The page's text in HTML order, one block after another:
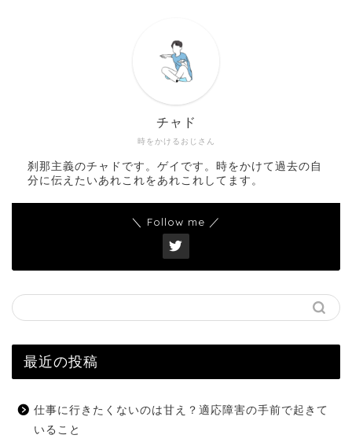
時をかけるおじさん
チャド
刹那主義のチャドです。ゲイです。時をかけて過去の自
分に伝えたいあれこれをあれこれしてます。
＼ Follow me ／
最近の投稿
仕事に行きたくないのは甘え？適応障害の手前で起きて
いること